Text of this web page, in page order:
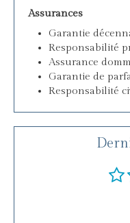
Assurances
Garantie
Responsabilité
Assurance
Garantie de
Responsabilité